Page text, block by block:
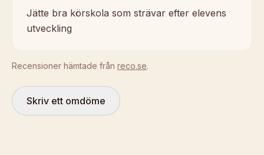
Jätte bra körskola som strävar efter elevens
utveckling
Recensioner hämtade från reco.se.
Skriv ett omdöme